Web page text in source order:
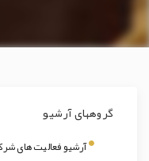
گروههای آرشیو
آرشیو فعالیت های شرکت